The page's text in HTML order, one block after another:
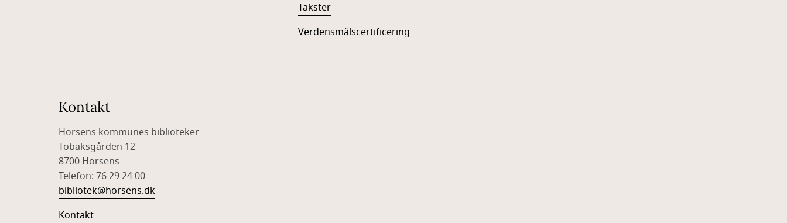
Takster
Verdensmålscertificering
Kontakt
Horsens kommunes biblioteker
Tobaksgården 12
8700 Horsens
Telefon: 76 29 24 00
bibliotek@horsens.dk
Kontakt